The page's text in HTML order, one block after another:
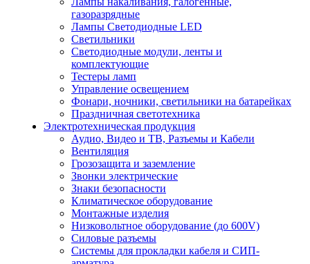
газоразрядные
Лампы Светодиодные LED
Светильники
Светодиодные модули, ленты и
комплектующие
Тестеры ламп
Управление освещением
Фонари, ночники, светильники на батарейках
Праздничная светотехника
Электротехническая продукция
Аудио, Видео и ТВ, Разъемы и Кабели
Вентиляция
Грозозащита и заземление
Звонки электрические
Знаки безопасности
Климатическое оборудование
Монтажные изделия
Низковольтное оборудование (до 600V)
Силовые разъемы
Системы для прокладки кабеля и СИП-